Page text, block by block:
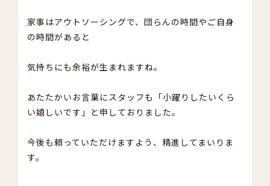
家事はアウトソーシングで、団らんの時間やご自身
の時間があると
気持ちにも余裕が生まれますね。
あたたかいお言葉にスタッフも「小躍りしたいくら
い嬉しいです」と申しておりました。
今後も頼っていただけますよう、精進してまいりま
す。